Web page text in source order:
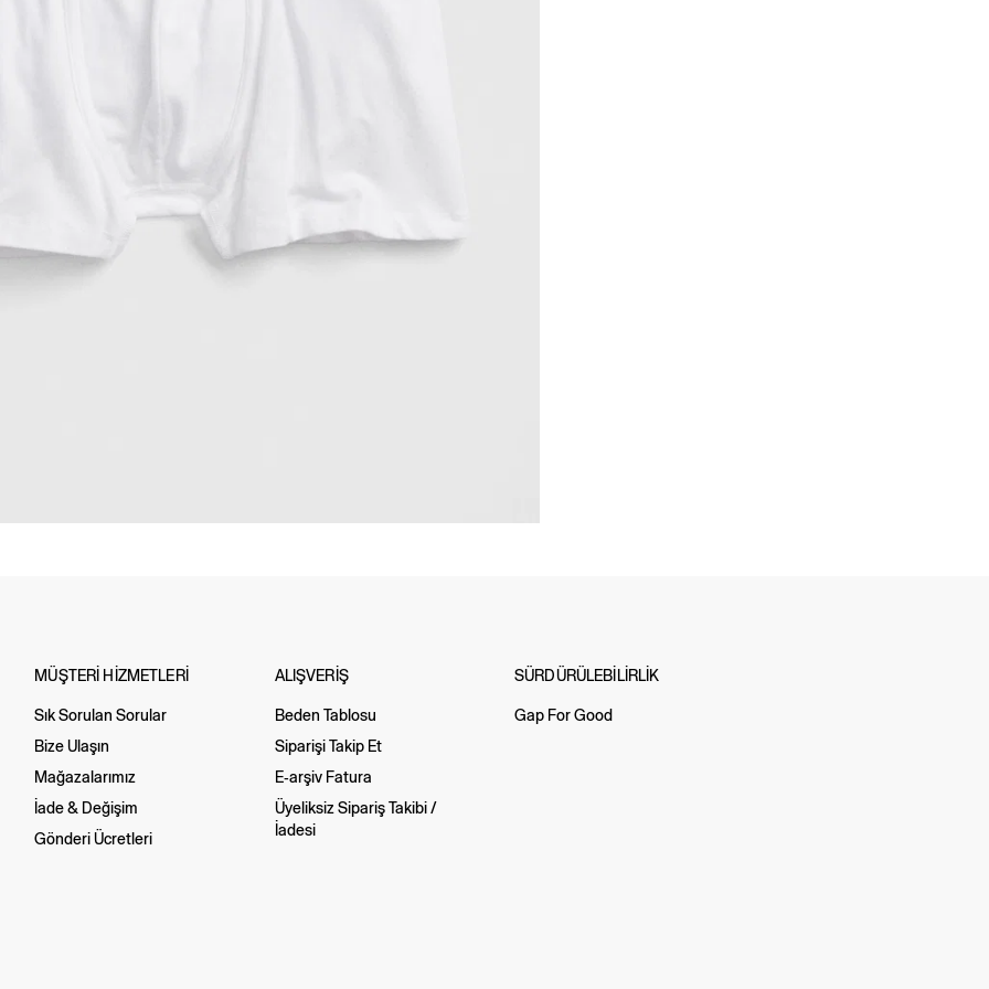
MÜŞTERİ HİZMETLERİ
Sık Sorulan Sorular
Bize Ulaşın
Mağazalarımız
İade & Değişim
Gönderi Ücretleri
ALIŞVERİŞ
Beden Tablosu
Siparişi Takip Et
E-arşiv Fatura
Üyeliksiz Sipariş Takibi /
İadesi
SÜRDÜRÜLEBİLİRLİK
Gap For Good